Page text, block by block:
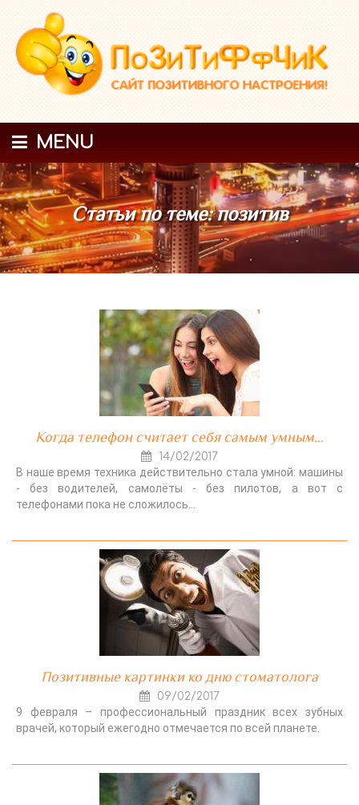
MENU
Статьи по теме: позитив
Когда телефон считает себя самым умным…
14/02/2017
В наше время техника действительно стала умной: машины
- без водителей, самолёты - без пилотов, а вот с
телефонами пока не сложилось…
Позитивные картинки ко дню стоматолога
09/02/2017
9 февраля – профессиональный праздник всех зубных
врачей, который ежегодно отмечается по всей планете.